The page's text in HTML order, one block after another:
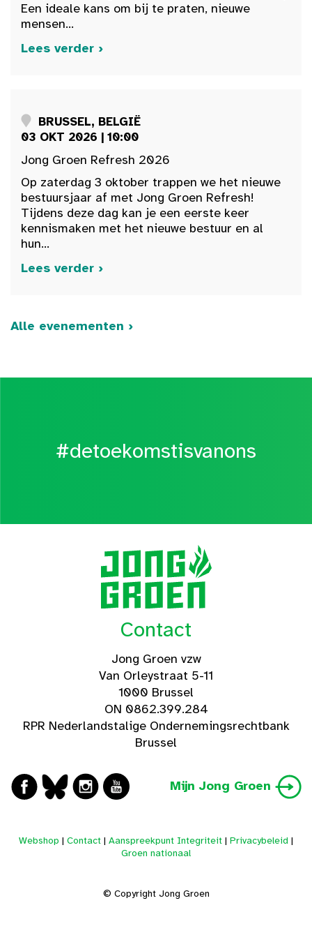
Een ideale kans om bij te praten, nieuwe
mensen...
Lees verder ›
BRUSSEL, BELGIË
03 OKT 2026 | 10:00
Jong Groen Refresh 2026
Op zaterdag 3 oktober trappen we het nieuwe
bestuursjaar af met Jong Groen Refresh!
Tijdens deze dag kan je een eerste keer
kennismaken met het nieuwe bestuur en al
hun...
Lees verder ›
Alle evenementen ›
#detoekomstisvanons
Contact
Jong Groen vzw
Van Orleystraat 5-11
1000 Brussel
ON 0862.399.284
RPR Nederlandstalige Ondernemingsrechtbank
Brussel
Mijn Jong Groen
Webshop | Contact | Aanspreekpunt Integriteit | Privacybeleid |
Groen nationaal
© Copyright Jong Groen